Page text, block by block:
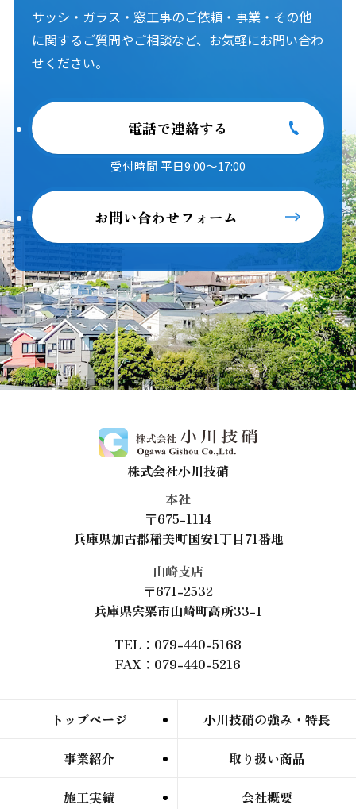
サッシ・ガラス・窓工事のご依頼・事業・その他
に関するご質問やご相談など、お気軽にお問い合わ
せください。
電話で連絡する
受付時間 平日9:00～17:00
お問い合わせフォーム
株式会社小川技硝
本社
〒675-1114
兵庫県加古郡稲美町国安1丁目71番地
山崎支店
〒671-2532
兵庫県宍粟市山崎町高所33-1
TEL：079-440-5168
FAX：079-440-5216
トップページ 小川技硝の強み・特長
事業紹介 取り扱い商品
施工実績 会社概要